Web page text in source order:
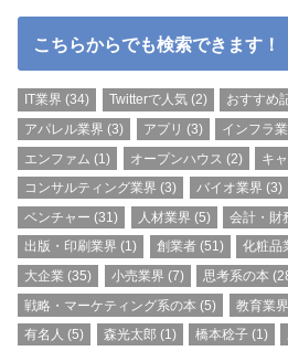
こちらからでも検索できます！
IT業界 (34) Twitterで人気(2) おすすめ
アパレル業界 (3) アプリ (3) インフラ
エンファム (1) オープンハウス (2) キ
コンサルティング業界 (3) バイオ業界 (3)
ベンチャー (31) 人材業界 (5) 会計・財
出版・印刷業界 (1) 創業者(51) 化粧品
大企業 (35) 小売業界 (7) 思考系の本
戦略・マーケティング系の本 (5) 教育業界
有名人 (5) 森光太郎 (1) 橋本稔子(1)